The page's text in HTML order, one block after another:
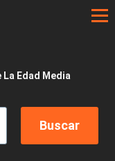
ayuda a la
La Edad Media